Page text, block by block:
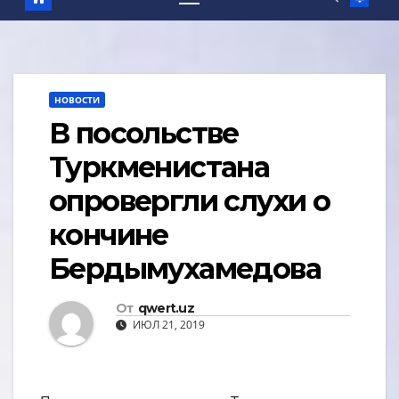
НОВОСТИ
В посольстве
Туркменистана
опровергли слухи о
кончине
Бердымухамедова
От qwert.uz
ИЮЛ 21, 2019